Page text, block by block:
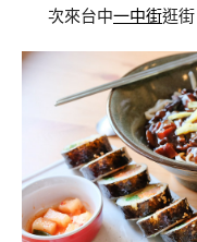
次來台中一中街逛